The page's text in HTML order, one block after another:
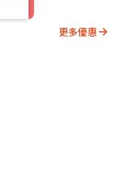
更多優惠